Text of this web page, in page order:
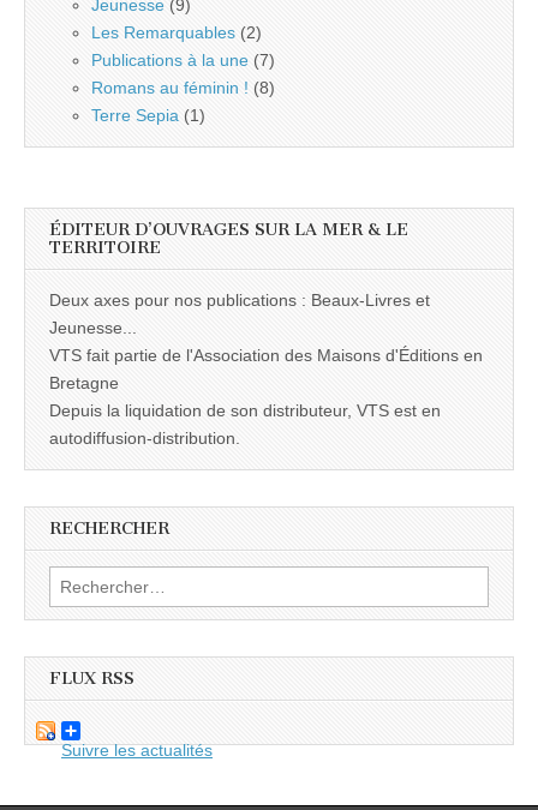
Jeunesse (9)
Les Remarquables (2)
Publications à la une (7)
Romans au féminin ! (8)
Terre Sepia (1)
ÉDITEUR D’OUVRAGES SUR LA MER & LE
TERRITOIRE
Deux axes pour nos publications : Beaux-Livres et
Jeunesse...
VTS fait partie de l'Association des Maisons d'Éditions en
Bretagne
Depuis la liquidation de son distributeur, VTS est en
autodiffusion-distribution.
RECHERCHER
Rechercher :
FLUX RSS
Suivre les actualités